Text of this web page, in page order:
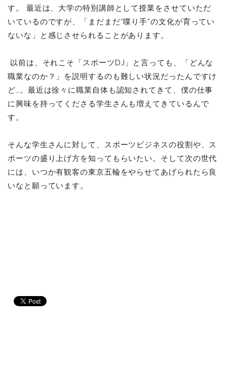
す。 最近は、大学の特別講師として授業をさせていただ
いているのですが、「まだまだ“喋り手”の文化が育ってい
ないな」と感じさせられることがあります。
以前は、それこそ「スポーツDJ」と言っても、「どんな
職業なのか？」を説明するのも難しい状況だったんですけ
ど…。最近は徐々に職業自体も認知されてきて、僕の仕事
に興味を持ってくださる学生さんも増えてきているんで
す。
そんな学生さんに対して、スポーツビジネスの役割や、ス
ポーツの盛り上げ方を知ってもらいたい。そして次の世代
には、いつか有観客の東京五輪をやらせてあげられたら良
いなと願っています。